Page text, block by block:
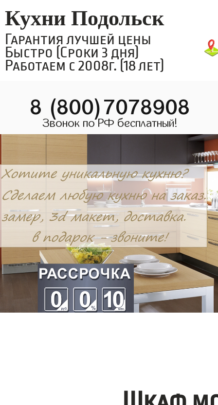
Кухни Подольск
Гарантия лучшей цены
Быстро (Сроки 3 дня)
Работаем с 2008г. (18 лет)
8 (800)7078908
Звонок по РФ бесплатный!